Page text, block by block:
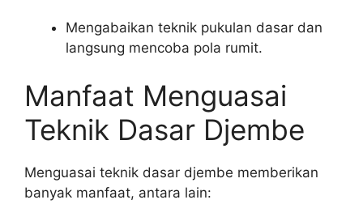
Mengabaikan teknik pukulan dasar dan
langsung mencoba pola rumit.
Manfaat Menguasai
Teknik Dasar Djembe
Menguasai teknik dasar djembe memberikan
banyak manfaat, antara lain: